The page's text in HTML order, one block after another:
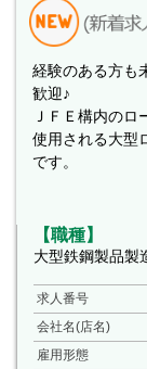
経験のある方も
歓迎♪
ＪＦＥ構内のロ
使用される大型
です。
【職種】
大型鉄鋼製品製
求人番号
会社名(店名)
雇用形態